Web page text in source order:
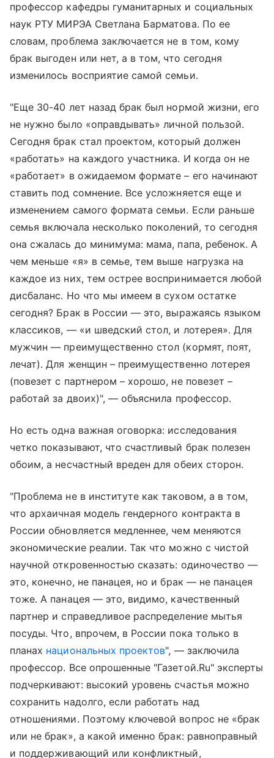
профессор кафедры гуманитарных и социальных
наук РТУ МИРЭА Светлана Барматова. По ее
словам, проблема заключается не в том, кому
брак выгоден или нет, а в том, что сегодня
изменилось восприятие самой семьи.
"Еще 30-40 лет назад брак был нормой жизни, его
не нужно было «оправдывать» личной пользой.
Сегодня брак стал проектом, который должен
«работать» на каждого участника. И когда он не
«работает» в ожидаемом формате – его начинают
ставить под сомнение. Все усложняется еще и
изменением самого формата семьи. Если раньше
семья включала несколько поколений, то сегодня
она сжалась до минимума: мама, папа, ребенок. А
чем меньше «я» в семье, тем выше нагрузка на
каждое из них, тем острее воспринимается любой
дисбаланс. Но что мы имеем в сухом остатке
сегодня? Брак в России — это, выражаясь языком
классиков, — «и шведский стол, и лотерея». Для
мужчин — преимущественно стол (кормят, поят,
лечат). Для женщин – преимущественно лотерея
(повезет с партнером – хорошо, не повезет –
работай за двоих)", — объяснила профессор.
Но есть одна важная оговорка: исследования
четко показывают, что счастливый брак полезен
обоим, а несчастный вреден для обеих сторон.
"Проблема не в институте как таковом, а в том,
что архаичная модель гендерного контракта в
России обновляется медленнее, чем меняются
экономические реалии. Так что можно с чистой
научной откровенностью сказать: одиночество —
это, конечно, не панацея, но и брак — не панацея
тоже. А панацея — это, видимо, качественный
партнер и справедливое распределение мытья
посуды. Что, впрочем, в России пока только в
планах национальных проектов", — заключила
профессор. Все опрошенные "Газетой.Ru" эксперты
подчеркивают: высокий уровень счастья можно
сохранить надолго, если работать над
отношениями. Поэтому ключевой вопрос не «брак
или не брак», а какой именно брак: равноправный
и поддерживающий или конфликтный,